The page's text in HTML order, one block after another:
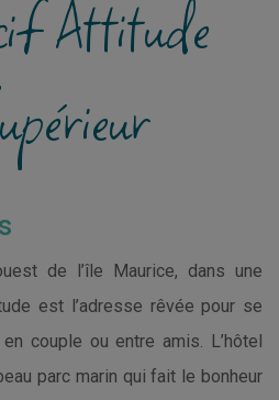
Attitude
de l’île Maurice, dans une
est l’adresse rêvée pour se
couple ou entre amis. L’hôtel
parc marin qui fait le bonheur